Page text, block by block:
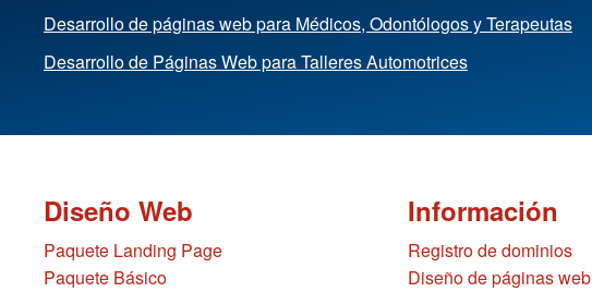
Desarrollo de páginas web para Médicos, Odontólogos y Terapeutas
Desarrollo de Páginas Web para Talleres Automotrices
Diseño Web
Paquete Landing Page
Paquete Básico
Información
Registro de dominios
Diseño de páginas web